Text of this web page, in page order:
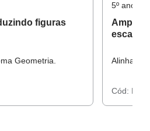
figuras
Geometria.
5º ano •
escala
Alinhado
Cód: